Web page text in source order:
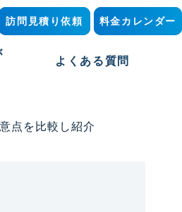
訪問見積り依頼 料金カレンダー
よくある質問
点を比較し紹介